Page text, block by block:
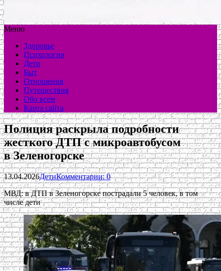
Меню
Здоровье
Психология
Дети
Быт
Отношения
Путешествия
Обо всем
Карта сайта
Полиция раскрыла подробности
жесткого ДТП с микроавтобусом
в Зеленогорске
13.04.2026ДетиКомментарии: 0
МВД: в ДТП в Зеленогорске пострадали 5 человек, в том
числе дети